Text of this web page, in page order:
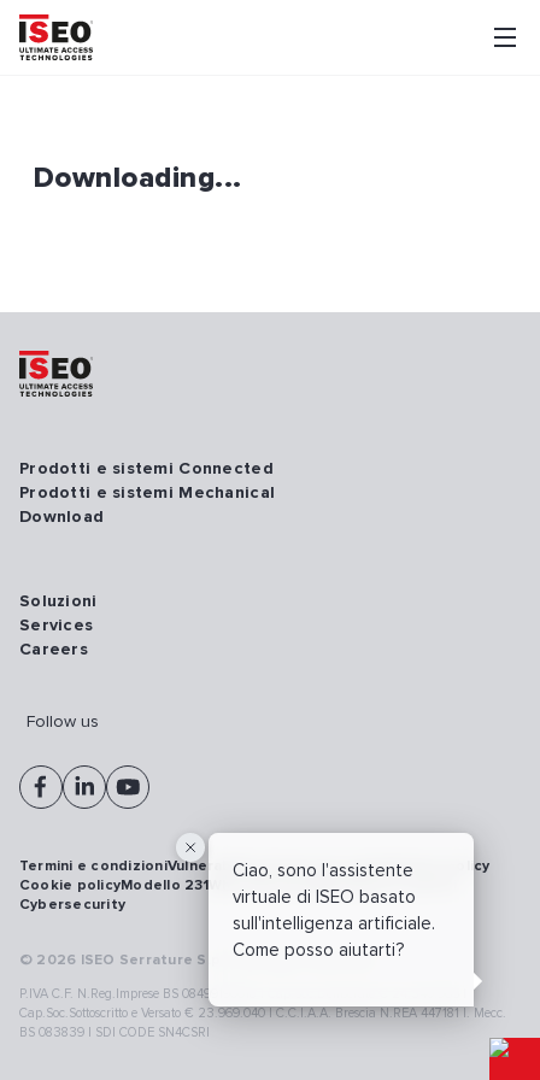
Downloading...
Ciao, sono l'assistente
virtuale di ISEO basato
sull'intelligenza artificiale.
Come posso aiutarti?
Prodotti e sistemi Connected
Prodotti e sistemi Mechanical
Download
Soluzioni
Services
Careers
Follow us
© 2026 ISEO Serrature S.p.A. All right reserved
P.IVA C.F. N.Reg.Imprese BS 08499190018 | Cap.Soc.Deliberato € 24.340.965 |
Cap.Soc.Sottoscritto e Versato € 23.969.040 | C.C.I.A.A. Brescia N.REA 447181 |. Mecc.
BS 083839 | SDI CODE SN4CSRI
Termini e condizioniVulnerability disclosure policyPrivacy policy
Cookie policyModello 231WhistleblowingRichiamo prodotti
Cybersecurity